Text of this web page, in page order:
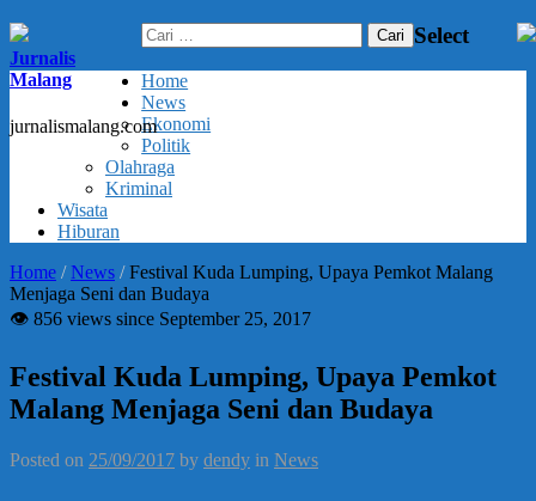
Jurnalis
Malang
jurnalismalang.com
Cari
untuk:
Select
Home
News
Ekonomi
Politik
Olahraga
Kriminal
Wisata
Hiburan
Home /News /Festival Kuda Lumping, Upaya Pemkot Malang
Menjaga Seni dan Budaya
👁 856 views since September 25, 2017
Festival Kuda Lumping, Upaya Pemkot
Malang Menjaga Seni dan Budaya
Posted on 25/09/2017 by dendy in News